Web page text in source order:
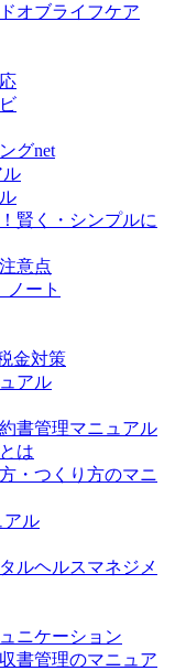
オブライフケア
グnet
ル
賢く・シンプルに
意点
ノート
金対策
アル
書管理マニュアル
は
・つくり方のマニ
アル
ルヘルスマネジメ
ニケーション
書管理のマニュア